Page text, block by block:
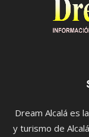
Dream Alcalá es
y turismo de